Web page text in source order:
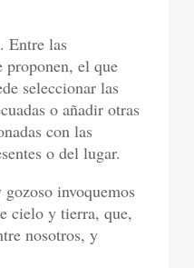
Entre las
proponen, el que
seleccionar las
o añadir otras
con las
o del lugar.
invoquemos
cielo y tierra, que,
nosotros, y